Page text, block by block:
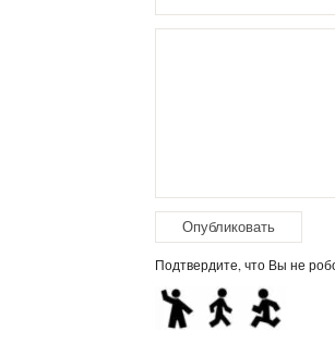
Подтвердите, что Вы не